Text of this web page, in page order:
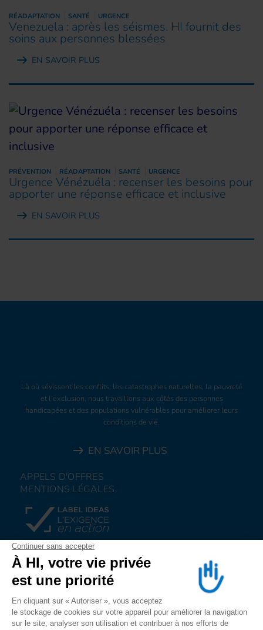
RÉADAPTATION SANTÉ URGENCE
Venezuela : après les séismes, HI fournit des
soins aux personnes blessées
EN SAVOIR PLUS
PRÉVENTION RÉADAPTATION SANTÉ URGENCE
Urgence Vénézuéla : recenser les besoins pour
apporter une réponse efficace et inclusive
EN SAVOIR PLUS
Là où sévissent les conflits, les catastrophes naturelles, la pauvreté
et l’exclusion, nous travaillons aux côtés des personnes
handicapées et des populations vulnérables pour améliorer leurs
conditions de vie.
EN SAVOIR PLUS
APPELS D'OFFRES
MENTIONS LÉGALES
FAIRE UN DON
NOUS REJOINDRE
NOUS ALERTER
SUIVEZ-NOUS SUR
LES RESEAUX SOCIAUX